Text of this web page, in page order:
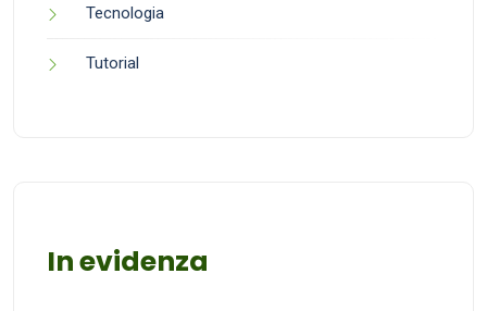
Tecnologia
Tutorial
In evidenza